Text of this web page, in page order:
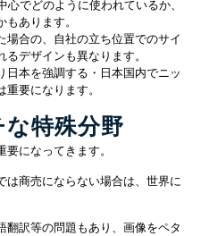
でどのように使われているか、
あります。
場合の、自社の立ち位置でのサイ
デザインも異なります。
日本を強調する・日本国内でニッ
要になります。
特殊分野
になってきます。
は商売にならない場合は、世界に
翻訳等の問題もあり、画像をペタ